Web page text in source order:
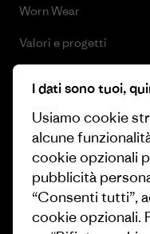
Worn Wear
Valori e progetti
Obiettivi climatici
1% For The Planet
Come finanziamo
I dati sono tuoi,
Usiamo cookie
alcune
cookie opzionali
pubblicità
“Consenti tutti”,
cookie opzionali.